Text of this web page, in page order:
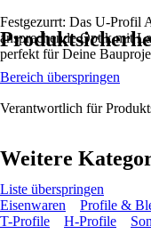
Festgezurrt: Das U-Profil
ansprechende Optik mit
perfekt für Deine
Bereich überspringen
Verantwortlich für
Weitere
Liste überspringen
Eisenwaren
Profile &
T-Profile
H-Profile